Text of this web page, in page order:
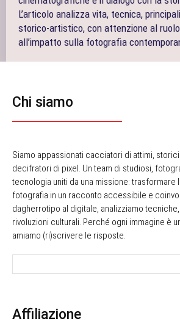
L’articolo analizza vita, tecnica,
storico-artistico, con attenzione al
all’impatto sulla fotografia
Chi siamo
Siamo appassionati cacciatori di attimi,
decifratori di pixel. Un team di studiosi,
tecnologia uniti da una missione: trasformare
fotografia in un racconto accessibile e
dagherrotipo al digitale, analizziamo
rivoluzioni culturali. Perché ogni immagine è
amiamo (ri)scrivere le risposte.
Affiliazione